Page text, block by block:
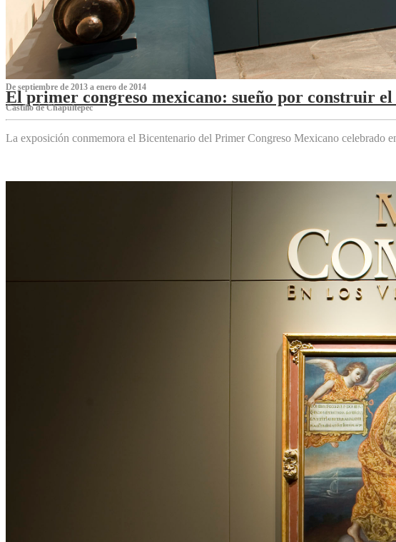
De septiembre de 2013 a enero de 2014
El primer congreso mexicano: sueño por construir
Castillo de Chapultepec
La exposición conmemora el Bicentenario del Primer Congreso Mexicano celebrado